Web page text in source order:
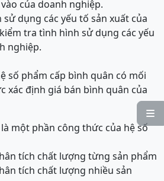

của doanh nghiệp.
dụng các yếu tố sản xuất của
tra tình hình sử dụng các yếu
nghiệp.
số phẩm cấp bình quân có mối
xác định giá bán bình quân của
một phần công thức của hệ số
tích chất lượng từng sản phẩm
tích chất lượng nhiều sản